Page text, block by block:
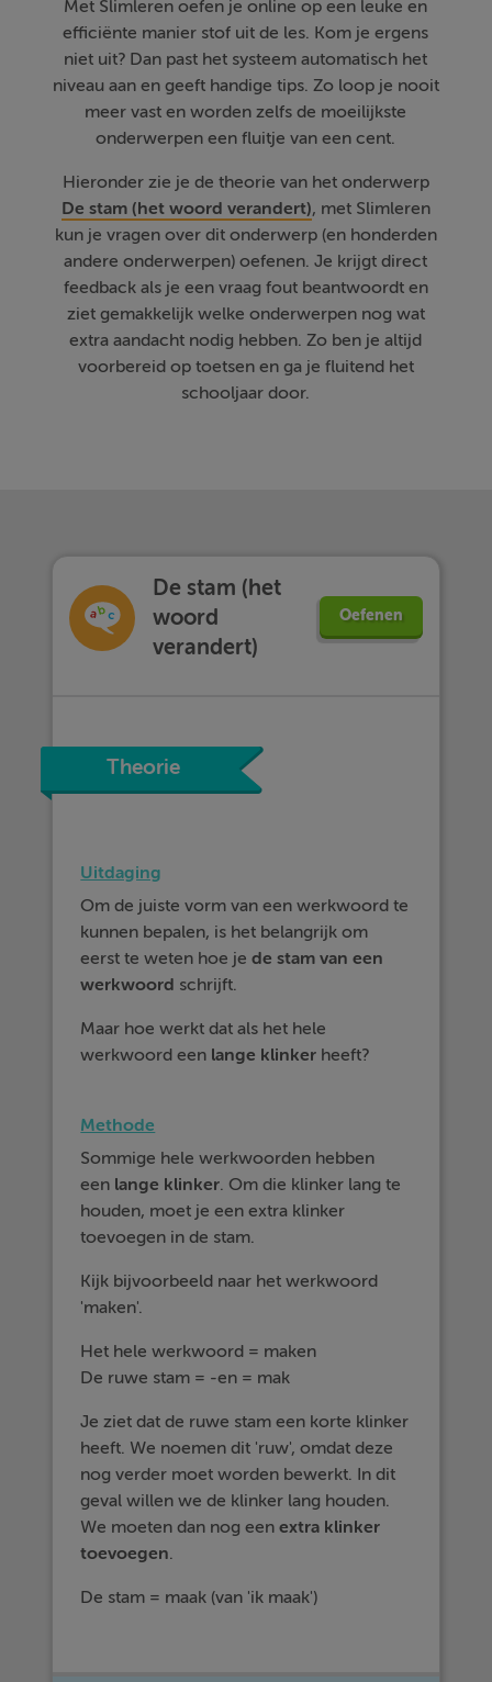
Met Slimleren oefen je online op een leuke en
efficiënte manier stof uit de les. Kom je ergens
niet uit? Dan past het systeem automatisch het
niveau aan en geeft handige tips. Zo loop je nooit
meer vast en worden zelfs de moeilijkste
onderwerpen een fluitje van een cent.
Hieronder zie je de theorie van het onderwerp
De stam (het woord verandert), met Slimleren
kun je vragen over dit onderwerp (en honderden
andere onderwerpen) oefenen. Je krijgt direct
feedback als je een vraag fout beantwoordt en
ziet gemakkelijk welke onderwerpen nog wat
extra aandacht nodig hebben. Zo ben je altijd
voorbereid op toetsen en ga je fluitend het
schooljaar door.
De stam (het
woord
verandert)
Oefenen
Theorie
Uitdaging
Om de juiste vorm van een werkwoord te
kunnen bepalen, is het belangrijk om
eerst te weten hoe jede stam van een
werkwoord schrijft.
Maar hoe werkt dat als het hele
werkwoord een lange klinker heeft?
Methode
Sommige hele werkwoorden hebben
een lange klinker. Om die klinker lang te
houden, moet je een extra klinker
toevoegen in de stam.
Kijk bijvoorbeeld naar het werkwoord
'maken'.
Het hele werkwoord = maken
De ruwe stam = -en = mak
Je ziet dat de ruwe stam een korte klinker
heeft. We noemen dit 'ruw', omdat deze
nog verder moet worden bewerkt. In dit
geval willen we de klinker lang houden.
We moeten dan nog eenextra klinker
toevoegen.
De stam = maak (van 'ik maak')